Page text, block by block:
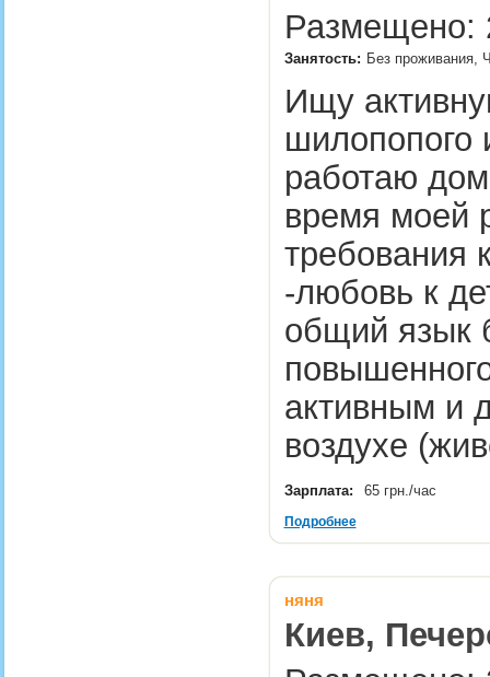
Размещено:
Занятость: Без проживания,
Ищу
шилопопого
работаю
время моей
-любовь к
общий язык
активным и
воздухе
Зарплата: 65 грн./час
Подробнее
няня
Киев,